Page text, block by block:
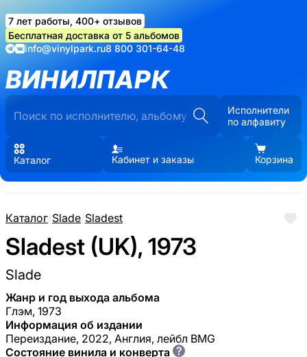
7 лет работы, 400+ отзывов
Бесплатная доставка от 5 альбомов
info@vinylpark.ru8 800 301-64-48
ВИНИЛПАРК
Исполнители
по алфавиту
Каталог Кабинет и заказы Корзина
Каталог/Slade/Sladest
Sladest (UK), 1973
Slade
Жанр и год выхода альбома
Глэм, 1973
Информация об издании
Переиздание, 2022, Англия, лейбл BMG
Состояние винила и конверта ?